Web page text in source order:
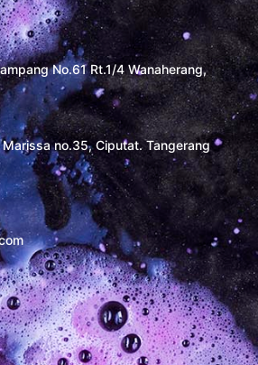
No.61 Rt.1/4 Wanaherang,
no.35, Ciputat. Tangerang